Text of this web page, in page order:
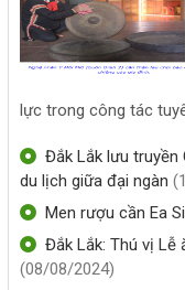
Hiệu quả mô hình
hàng Chính sách xã
(23/05/2026, 00:00)
Phòng Giao dịch
tiếp tục triển khai và
phạt tù được vay vốn
định số 22/2023/QĐ-
Chính phủ về tín
tù.
lực trong công tác
Đắk Lắk lưu truyền
du lịch giữa đại ngàn
Men rượu cần Ea
Đắk Lắk: Thú vị Lễ
(08/08/2024)